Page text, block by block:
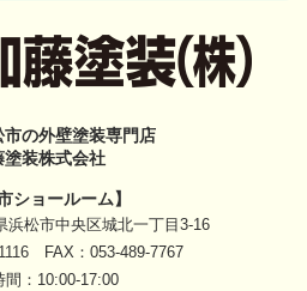
市の外壁塗装専門店
塗装株式会社
ショールーム】
松市中央区城北一丁目3-16
FAX：053-489-7767
間：10:00-17:00